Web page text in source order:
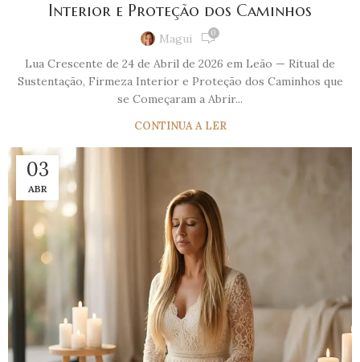
Interior e Proteção dos Caminhos
Magui 0
Lua Crescente de 24 de Abril de 2026 em Leão — Ritual de
Sustentação, Firmeza Interior e Proteção dos Caminhos que
se Começaram a Abrir...
CONTINUA A LER
03
ABR